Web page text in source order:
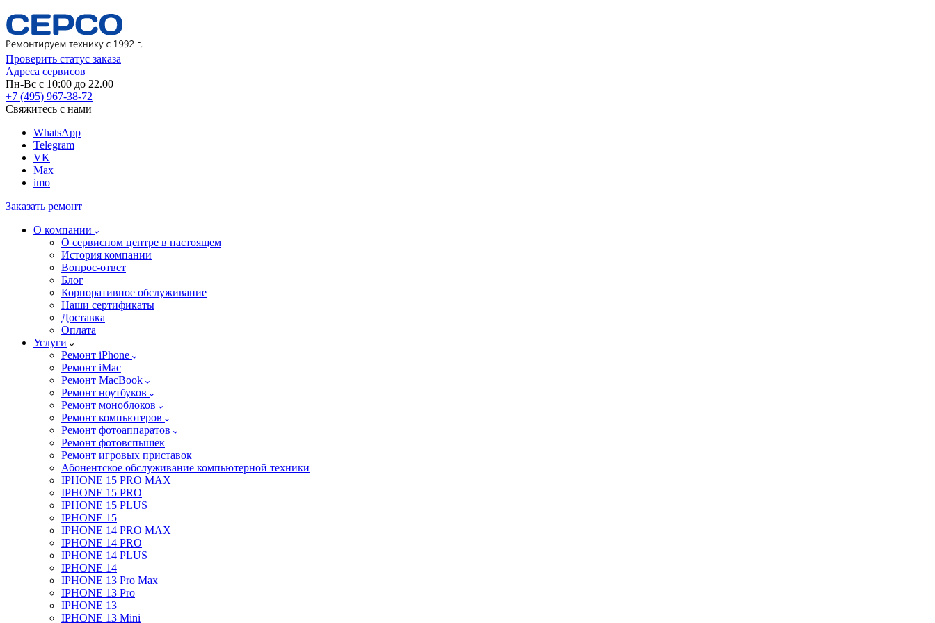
Проверить статус заказа
Адреса сервисов
Пн-Вс с 10:00 до 22.00
+7 (495) 967-38-72
Свяжитесь с нами
WhatsApp
Telegram
VK
Max
imo
Заказать ремонт
О компании
О сервисном центре в настоящем
История компании
Вопрос-ответ
Блог
Корпоративное обслуживание
Наши сертификаты
Доставка
Оплата
Услуги
Ремонт iPhone
Ремонт iMac
Ремонт MacBook
Ремонт ноутбуков
Ремонт моноблоков
Ремонт компьютеров
Ремонт фотоаппаратов
Ремонт фотовспышек
Ремонт игровых приставок
Абонентское обслуживание компьютерной техники
IPHONE 15 PRO MAX
IPHONE 15 PRO
IPHONE 15 PLUS
IPHONE 15
IPHONE 14 PRO MAX
IPHONE 14 PRO
IPHONE 14 PLUS
IPHONE 14
IPHONE 13 Pro Max
IPHONE 13 Pro
IPHONE 13
IPHONE 13 Mini